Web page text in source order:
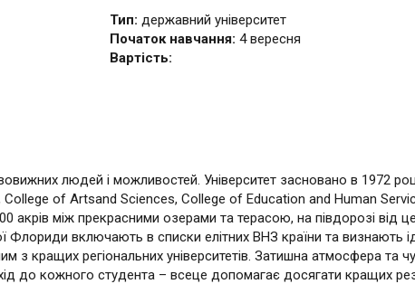
Тип: державний університет
Початок навчання: 4 вересня
Вартість:
людей і можливостей. Університет засновано в 1972
of Artsand Sciences, College of Education and Human
акрів між прекрасними озерами та терасою, на півдорозі від
Флориди включають в списки елітних ВНЗ країни та
з кращих регіональних університетів. Затишна атмосфера та
до кожного студента – всеце допомагає досягати кращих